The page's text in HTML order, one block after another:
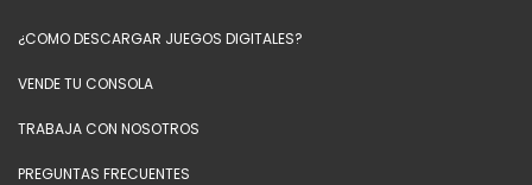
¿COMO DESCARGAR JUEGOS DIGITALES?
VENDE TU CONSOLA
TRABAJA CON NOSOTROS
PREGUNTAS FRECUENTES